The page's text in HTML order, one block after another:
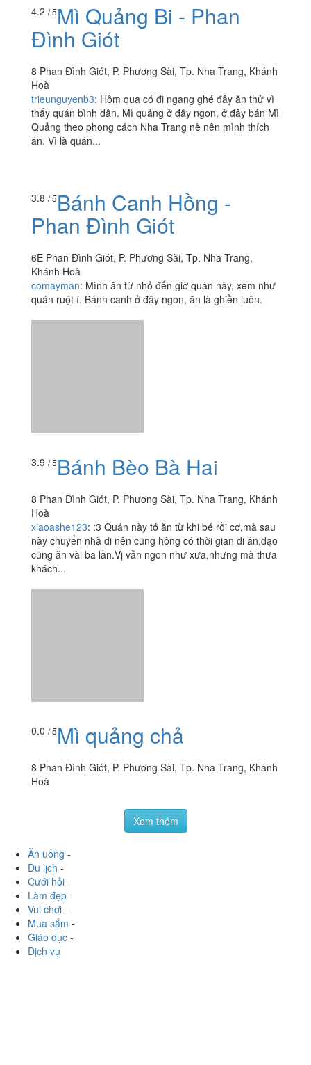
4.2 / 5Mì Quảng Bi - Phan
Đình Giót
8 Phan Đình Giót, P. Phương Sài, Tp. Nha Trang, Khánh
Hoà
trieunguyenb3: Hôm qua có đi ngang ghé đây ăn thử vì
thấy quán bình dân. Mì quảng ở đây ngon, ở đây bán Mì
Quảng theo phong cách Nha Trang nè nên mình thích
ăn. Vì là quán...
3.8 / 5Bánh Canh Hồng -
Phan Đình Giót
6E Phan Đình Giót, P. Phương Sài, Tp. Nha Trang,
Khánh Hoà
comayman: Mình ăn từ nhỏ đến giờ quán này, xem như
quán ruột í. Bánh canh ở đây ngon, ăn là ghiền luôn.
3.9 / 5Bánh Bèo Bà Hai
8 Phan Đình Giót, P. Phương Sài, Tp. Nha Trang, Khánh
Hoà
xiaoashe123: :3 Quán này tớ ăn từ khi bé rồi cơ,mà sau
này chuyển nhà đi nên cũng hông có thời gian đi ăn,dạo
cũng ăn vài ba lần.Vị vẫn ngon như xưa,nhưng mà thưa
khách...
0.0 / 5Mì quảng chả
8 Phan Đình Giót, P. Phương Sài, Tp. Nha Trang, Khánh
Hoà
Xem thêm
Ăn uống -
Du lịch -
Cưới hỏi -
Làm đẹp -
Vui chơi -
Mua sắm -
Giáo dục -
Dịch vụ